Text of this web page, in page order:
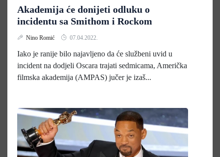
Akademija će donijeti odluku o
incidentu sa Smithom i Rockom
Nino Romić 07.04.2022.
Iako je ranije bilo najavljeno da će službeni uvid u
incident na dodjeli Oscara trajati sedmicama, Američka
filmska akademija (AMPAS) jučer je izaš...